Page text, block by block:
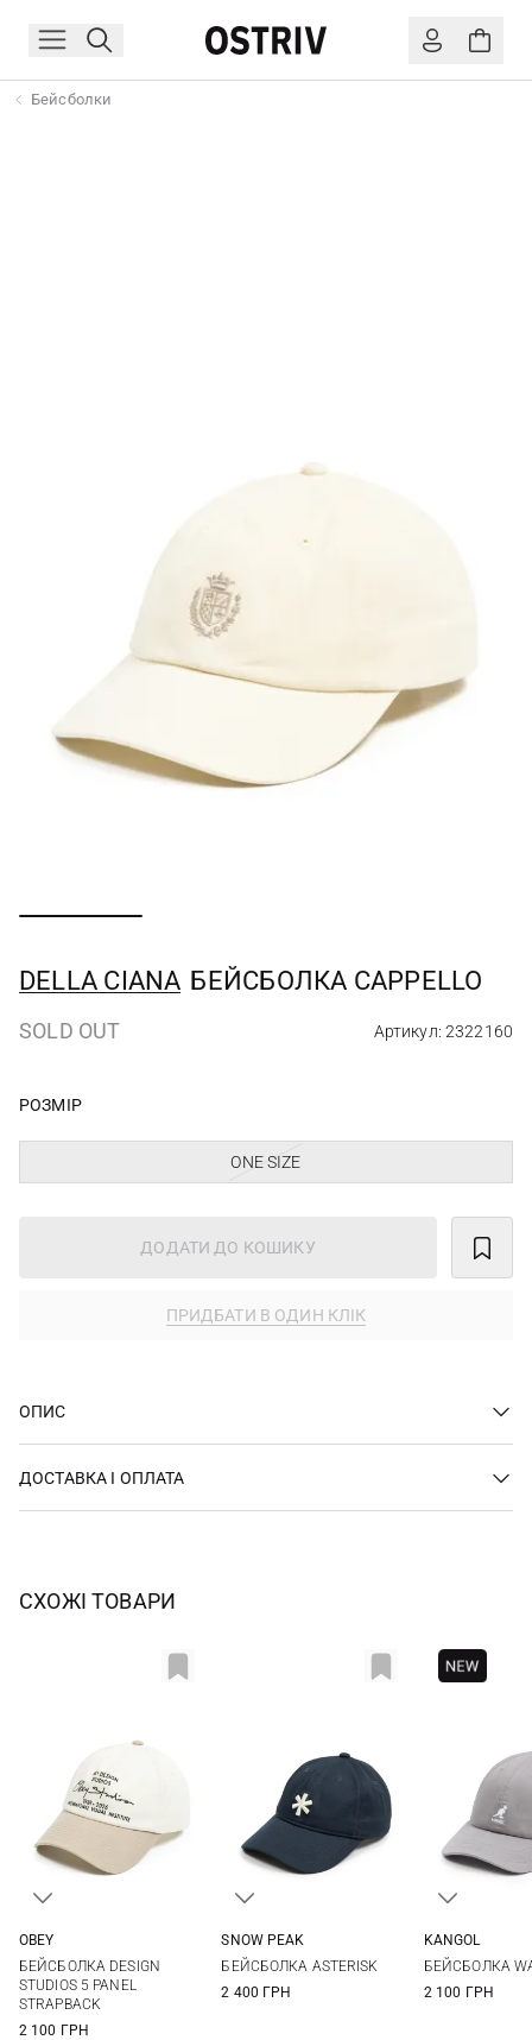
Бейсболки
DELLA CIANA БЕЙСБОЛКА CAPPELLO
SOLD OUT Артикул: 2322160
РОЗМІР
ONE SIZE
ДОДАТИ ДО КОШИКУ
ПРИДБАТИ В ОДИН КЛІК
ОПИС
ДОСТАВКА І ОПЛАТА
СХОЖІ ТОВАРИ
OBEY
БЕЙСБОЛКА DESIGN
STUDIOS 5 PANEL
STRAPBACK
2 100 ГРН
SNOW PEAK
БЕЙСБОЛКА ASTERISK
2 400 ГРН
KANGOL
БЕЙСБОЛКА
2 100 ГРН